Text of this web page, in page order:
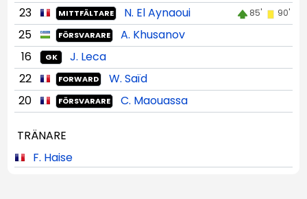
23 MITTFÄLTARE N. El Aynaoui 85' 90'
25 FÖRSVARARE
A. Khusanov
16
GK
J. Leca
22
FORWARD
W. Saïd
20
FÖRSVARARE C. Maouassa
TRÄNARE
F. Haise